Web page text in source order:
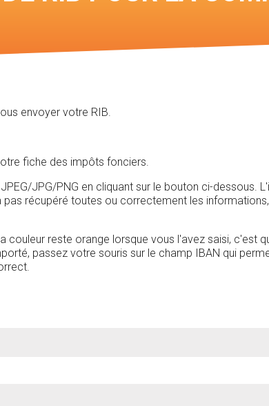
envoyer votre RIB.
fiche des impôts fonciers.
JPG/PNG en cliquant sur le bouton ci-dessous.
récupéré toutes ou correctement les
couleur reste orange lorsque vous l'avez saisi, c'est
passez votre souris sur le champ IBAN qui